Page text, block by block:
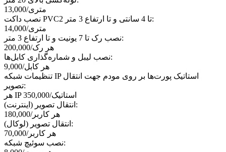
متری/
13,000
نصب داکت PVC2 تا 4 سانتی و تا ارتفاع 3 متر:
متری/
14,000
نصب رک تا 7 یونیت و تا ارتفاع 3 متر:
هر رک/
200,000
نصب لیبل و شماره‌گذاری کابل‌ها:
هر کابل/
9,000
تنظیمات شبکه IP استاتیک پورت‌ها بر روی مودم جهت انتقال
تصویر:
هر IP استاتیک/
350,000
انتقال تصویر (اینترنت):
هر کاربر/
180,000
انتقال تصویر (لوکال):
هر کاربر/
70,000
نصب سوئیچ شبکه: